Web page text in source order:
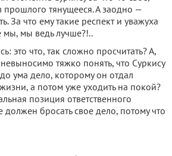
прошлого тянущееся. А заодно —
За что ему такие респект и уважуха
мы, мы ведь лучше?!..
это что, так сложно просчитать? А,
тяжко понять, что Суркису
ума дело, которому он отдал
а потом уже уходить на покой?
позиция ответственного
бросать свое дело, потому что